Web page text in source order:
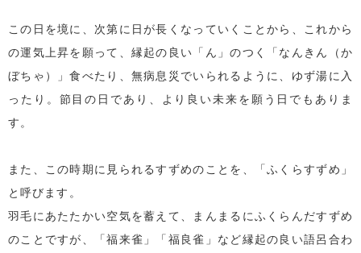
この日を境に、次第に日が長くなっていくことから、これから
の運気上昇を願って、縁起の良い「ん」のつく「なんきん（か
ぼちゃ）」食べたり、無病息災でいられるように、ゆず湯に入
ったり。節目の日であり、より良い未来を願う日でもありま
す。
また、この時期に見られるすずめのことを、「ふくらすずめ」
と呼びます。
羽毛にあたたかい空気を蓄えて、まんまるにふくらんだすずめ
のことですが、「福来雀」「福良雀」など縁起の良い語呂合わ